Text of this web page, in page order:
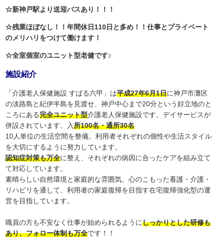
☆新神戸駅より送迎バスあり！！！
☆残業ほぼなし！！年間休日110日と多め！！仕事とプライベート
のメリハリをつけて働けます！
☆全室個室のユニット型老健です♪
施設紹介
「介護老人保健施設 すばる六甲」は平成27年6月1日に神戸市灘区
の淡路島と紀伊半島を見渡せ、神戸中心まで20分という好立地のと
ころにある完全ユニット型介護老人保健施設です。デイサービスが
併設されています。入所100名・通所30名
10人単位の生活空間を整備。利用者それぞれの個性や生活スタイル
を大切にするように努力しています。
認知症対策も万全に整え、それぞれの病因に合ったケアを組み立て
て対応しています。
素晴らしい自然環境と家庭的な雰囲気、心のこもった看護・介護・
リハビリを通して、利用者の家庭復帰を目指す在宅復帰強化型の運
営を目指しています。
職員の方も不安なく仕事が始められるようにしっかりとした研修も
あり、フォロー体制も万全です！！